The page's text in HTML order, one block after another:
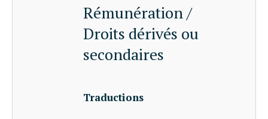
Rémunération /
Droits dérivés ou
secondaires
Traductions